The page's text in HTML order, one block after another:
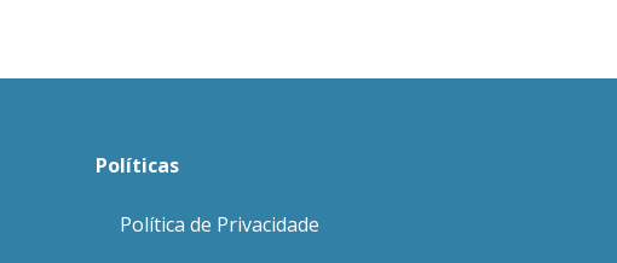
Políticas
Política de Privacidade